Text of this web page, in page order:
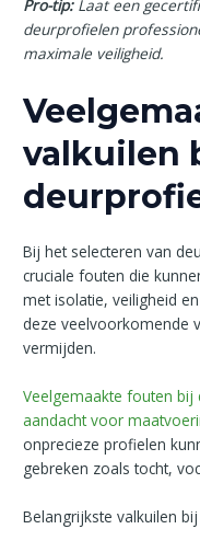
Pro-tip: Laat een
deurprofielen
maximale veiligheid.
valkuilen
Bij het selecteren van
cruciale fouten die
met isolatie, veiligheid
deze veelvoorkomende
vermijden.
Veelgemaakte fouten
aandacht voor
onprecieze profielen
gebreken zoals tocht,
Belangrijkste valkuilen